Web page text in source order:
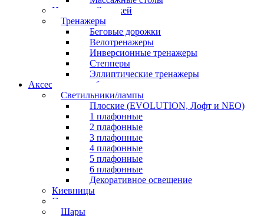
Настольный хоккей
Тренажеры
Беговые дорожки
Велотренажеры
Инверсионные тренажеры
Степперы
Эллиптические тренажеры
Аксессуары для бильярда
Светильники/лампы
Плоские (EVOLUTION, Лофт и NEO)
1 плафонные
2 плафонные
3 плафонные
4 плафонные
5 плафонные
6 плафонные
Декоративное освещение
Киевницы
Полочки
Шары